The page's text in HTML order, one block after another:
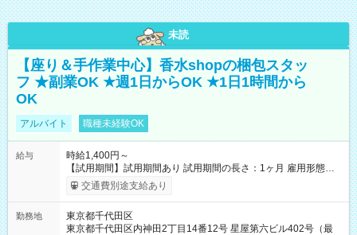
未読
【座り＆手作業中心】香水shopの梱包スタッ
フ ★副業OK ★週1日からOK ★1日1時間から
OK
アルバイト 職種未経験OK
給与
時給1,400円～
【試用期間】試用期間あり 試用期間の長さ：1ヶ月 雇用形態、
給与は本採用時と同じです。
交通費別途支給あり
勤務地
東京都千代田区
東京都千代田区内神田2丁目14番12号 星屋第六ビル402号（最